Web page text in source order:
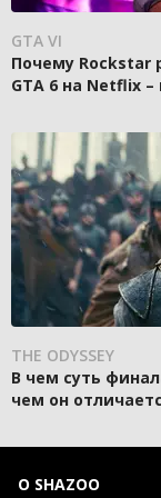
GTA VI
Почему Rockstar
GTA 6 на Netflix
THE ODYSSEY
В чем суть
чем он
О SHAZOO